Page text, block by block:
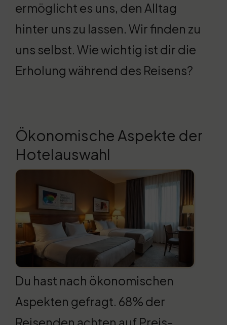
ermöglicht es uns, den Alltag
hinter uns zu lassen. Wir finden zu
uns selbst. Wie wichtig ist dir die
Erholung während des Reisens?
Ökonomische Aspekte der
Hotelauswahl
Du hast nach ökonomischen
Aspekten gefragt. 68% der